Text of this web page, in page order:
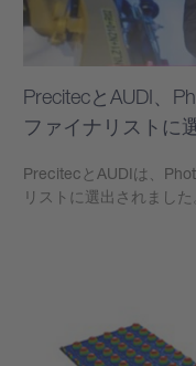
PrecitecとAUDI、
ファイナリストに
PrecitecとAUDIは、
リストに選出されまし